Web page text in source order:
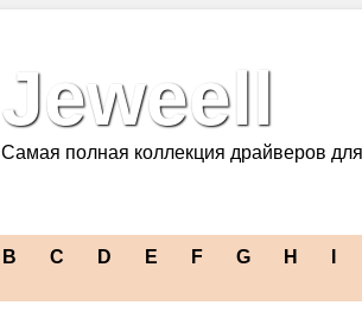
Jeweell
Самая полная коллекция драйверов
B C D E F G H